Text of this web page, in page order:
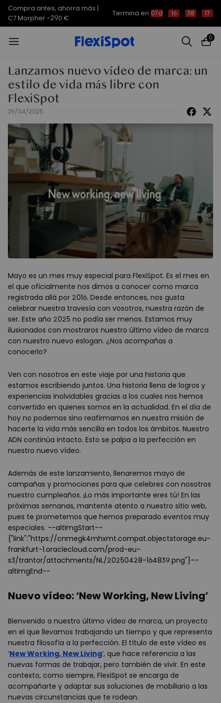
Compra antes, ahorra más |
C7 Morpher -290 €
Termina en 07d : 16 : 38 : 17
0
Lanzamos nuevo vídeo de marca: un
estilo de vida más libre con
FlexiSpot
29/04/2025
Mayo es un mes muy especial para FlexiSpot. Es el mes en
el que oficialmente nos dimos a conocer como marca
registrada allá por 2016. Desde entonces, nos gusta
celebrar nuestra travesía con vosotros, nuestra razón de
ser. Este año 2025 no podía ser menos. Estamos muy
ilusionados con mostraros nuestro último vídeo de marca
con nuestro nuevo eslogan. ¿Nos acompañas a
conocerlo?
Ven con nosotros en este viaje por una historia que
estamos escribiendo juntos. Una historia llena de logros y
experiencias inolvidables gracias a los cuales nos hemos
convertido en quienes somos en la actualidad. En el día de
hoy no podemos sino reafirmarnos en nuestra misión de
hacerte la vida más sencilla en todos los ámbitos. Nuestro
ADN continúa intacto. Esto se palpa a la perfección en
nuestro nuevo vídeo.
Además de este lanzamiento, llenaremos mayo de
campañas y promociones para que celebres con nosotros
nuestro cumpleaños. ¡Lo más importante eres tú! En las
próximas semanas, mantente atento a nuestro sitio web,
pues te prometemos que hemos preparado eventos muy
especiales. --altImgStart--
{"link":"https://cnmegk4mhxmt.compat.objectstorage.eu-
frankfurt-1.oraclecloud.com/prod-eu-
s3/trantor/attachments/NL/20250428-164839.png"}--
altImgEnd--
Nuevo vídeo: ‘New Working, New Living’
Bienvenido a nuestro último vídeo de marca, un proyecto
en el que llevamos trabajando un tiempo y que representa
nuestra filosofía a la perfección. El título de este vídeo es
‘New Working, New Living’, que hace referencia a las
nuevas formas de trabajar, pero también de vivir. En este
contexto, como siempre, FlexiSpot se encarga de
acompañarte y adaptar sus soluciones de mobiliario a las
nuevas circunstancias que te rodean.